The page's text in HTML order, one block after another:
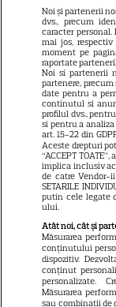
Copyright2026
Noi și partenerii
dvs., precum
caracter
mai jos,
moment pe
raportate
Noi si partenerii
partenere,
date pentru a
continutul si
profilul dvs.,
si pentru a
art. 15-22 din
Aceste drepturi
“ACCEPT
implica inclusiv
de catre Vendor-
SETARILE
putin cele legate
ului.
Atât noi, cât și
Măsurarea
conținutului
dispozitiv.
conținut
personalizate.
Măsurarea
sau combinații de